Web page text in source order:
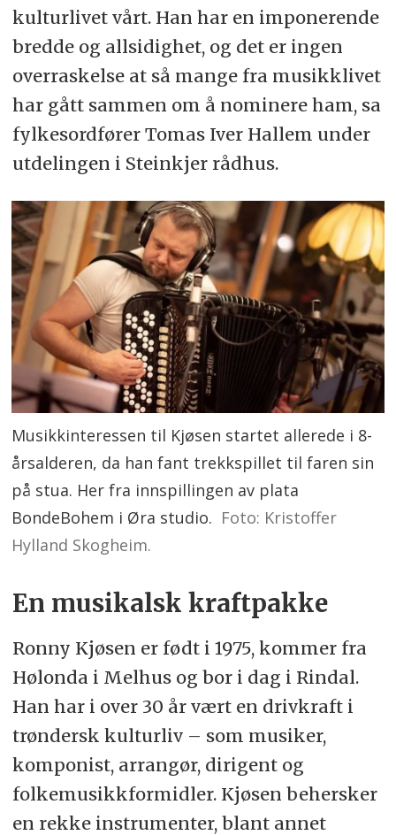
kulturlivet vårt. Han har en imponerende
bredde og allsidighet, og det er ingen
overraskelse at så mange fra musikklivet
har gått sammen om å nominere ham, sa
fylkesordfører Tomas Iver Hallem under
utdelingen i Steinkjer rådhus.
Musikkinteressen til Kjøsen startet allerede i 8-
årsalderen, da han fant trekkspillet til faren sin
på stua. Her fra innspillingen av plata
BondeBohem i Øra studio. Foto: Kristoffer
Hylland Skogheim.
En musikalsk kraftpakke
Ronny Kjøsen er født i 1975, kommer fra
Hølonda i Melhus og bor i dag i Rindal.
Han har i over 30 år vært en drivkraft i
trøndersk kulturliv – som musiker,
komponist, arrangør, dirigent og
folkemusikkformidler. Kjøsen behersker
en rekke instrumenter, blant annet